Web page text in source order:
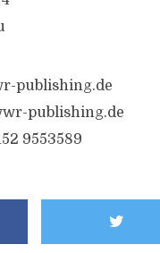
publishing.de
publishing.de
9553589